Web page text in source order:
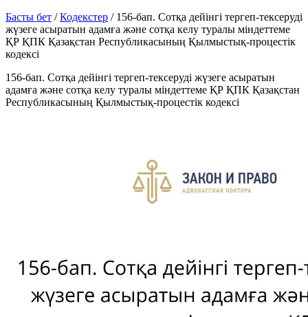
Басты бет /Кодекстер / 156-бап. Сотқа дейінгі тергеп-тексеруді
жүзеге асыратын адамға және сотқа келу туралы мiндеттеме
ҚР ҚПК Қазақстан Республикасының Қылмыстық-процестік
кодексi
156-бап. Сотқа дейінгі тергеп-тексеруді жүзеге асыратын
адамға және сотқа келу туралы мiндеттеме ҚР ҚПК Қазақстан
Республикасының Қылмыстық-процестік кодексi